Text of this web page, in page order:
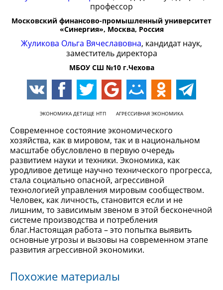
профессор
Московский финансово-промышленный университет
«Синергия», Москва, Россия
Жуликова Ольга Вячеславовна, кандидат наук,
заместитель директора
МБОУ СШ №10 г.Чехова
ЭКОНОМИКА ДЕТИЩЕ НТП АГРЕССИВНАЯ ЭКОНОМИКА
Современное состояние экономического
хозяйства, как в мировом, так и в национальном
масштабе обусловлено в первую очередь
развитием науки и техники. Экономика, как
уродливое детище научно технического прогресса,
стала социально опасной, агрессивной
технологией управления мировым сообществом.
Человек, как личность, становится если и не
лишним, то зависимым звеном в этой бесконечной
системе производства и потребления
благ.Настоящая работа – это попытка выявить
основные угрозы и вызовы на современном этапе
развития агрессивной экономики.
Похожие материалы